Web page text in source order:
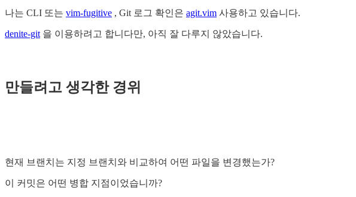
나는 CLI 또는 vim-fugitive , Git 로그 확인은 agit.vim 사용하고 있습니다.
denite-git 을 이용하려고 합니다만, 아직 잘 다루지 않았습니다.
만들려고 생각한 경위
현재 브랜치는 지정 브랜치와 비교하여 어떤 파일을 변경했는가?
이 커밋은 어떤 병합 지점이었습니까?